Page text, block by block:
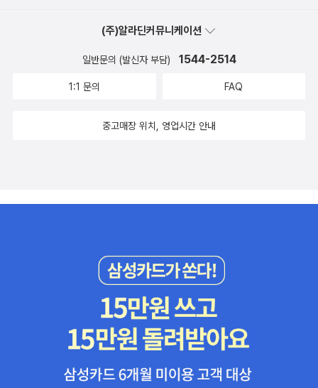
(주)알라딘커뮤니케이션
일반문의 (발신자 부담) 1544-2514
1:1 문의 FAQ
중고매장 위치, 영업시간 안내